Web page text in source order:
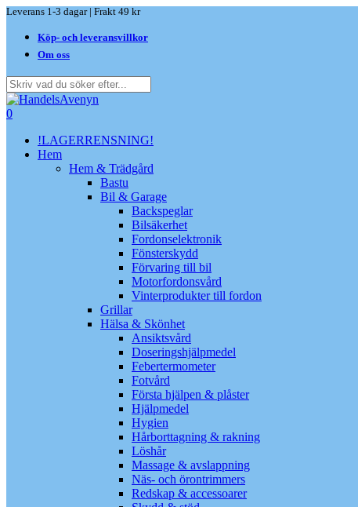
Skip
main
content
Leverans 1-3 dagar | Frakt 49 kr
Köp- och leveransvillkor
Om oss
Close
Search
search
0
!LAGERRENSNING!
Hem
Hem & Trädgård
Bastu
Bil & Garage
Backspeglar
Bilsäkerhet
Fordonselektronik
Fönsterskydd
Förvaring till bil
Motorfordonsvård
Vinterprodukter till fordon
Grillar
Hälsa & Skönhet
Ansiktsvård
Doseringshjälpmedel
Febertermometer
Fotvård
Första hjälpen & plåster
Hjälpmedel
Hygien
Hårborttagning & rakning
Löshår
Massage & avslappning
Näs- och örontrimmers
Redskap & accessoarer